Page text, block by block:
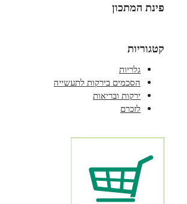
פינת המתכון
קטגוריות
גלריות
הסכמים בירקות לתעשייה
ירקות ובריאות
לזכרם